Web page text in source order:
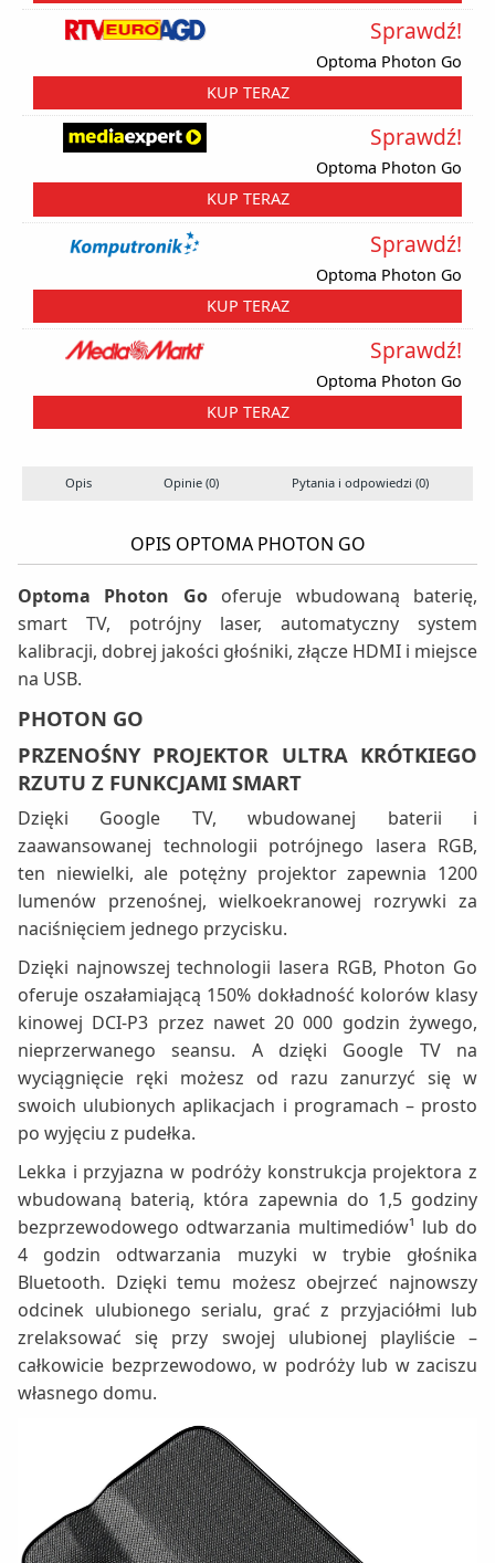
Optoma Photon Go
Sprawdź!
KUP TERAZ
Optoma Photon Go
Sprawdź!
KUP TERAZ
Optoma Photon Go
Sprawdź!
KUP TERAZ
Optoma Photon Go
Sprawdź!
KUP TERAZ
Opis Opinie (0) Pytania i odpowiedzi (0)
OPIS OPTOMA PHOTON GO
Optoma Photon Gooferuje wbudowaną baterię,
smart TV, potrójny laser, automatyczny system
kalibracji, dobrej jakości głośniki, złącze HDMI i miejsce
na USB.
PHOTON GO
PRZENOŚNY PROJEKTOR ULTRA KRÓTKIEGO
RZUTU Z FUNKCJAMI SMART
Dzięki Google TV, wbudowanej baterii i
zaawansowanej technologii potrójnego lasera RGB,
ten niewielki, ale potężny projektor zapewnia 1200
lumenów przenośnej, wielkoekranowej rozrywki za
naciśnięciem jednego przycisku.
Dzięki najnowszej technologii lasera RGB, Photon Go
oferuje oszałamiającą 150% dokładność kolorów klasy
kinowej DCI-P3 przez nawet 20 000 godzin żywego,
nieprzerwanego seansu. A dzięki Google TV na
wyciągnięcie ręki możesz od razu zanurzyć się w
swoich ulubionych aplikacjach i programach – prosto
po wyjęciu z pudełka.
Lekka i przyjazna w podróży konstrukcja projektora z
wbudowaną baterią, która zapewnia do 1,5 godziny
bezprzewodowego odtwarzania multimediów¹ lub do
4 godzin odtwarzania muzyki w trybie głośnika
Bluetooth. Dzięki temu możesz obejrzeć najnowszy
odcinek ulubionego serialu, grać z przyjaciółmi lub
zrelaksować się przy swojej ulubionej playliście –
całkowicie bezprzewodowo, w podróży lub w zaciszu
własnego domu.